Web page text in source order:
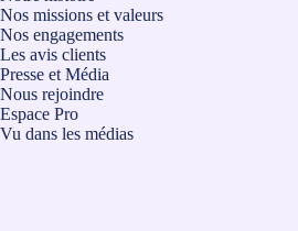
Nos missions et valeurs
Nos engagements
Les avis clients
Presse et Média
Nous rejoindre
Espace Pro
Vu dans les médias